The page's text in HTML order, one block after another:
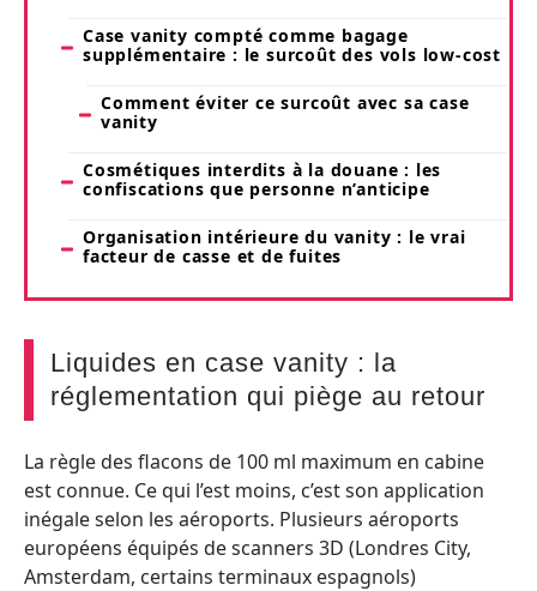
Case vanity compté comme bagage
supplémentaire : le surcoût des vols low-cost
Comment éviter ce surcoût avec sa case
vanity
Cosmétiques interdits à la douane : les
confiscations que personne n’anticipe
Organisation intérieure du vanity : le vrai
facteur de casse et de fuites
Liquides en case vanity : la
réglementation qui piège au retour
La règle des flacons de 100 ml maximum en cabine
est connue. Ce qui l’est moins, c’est son application
inégale selon les aéroports. Plusieurs aéroports
européens équipés de scanners 3D (Londres City,
Amsterdam, certains terminaux espagnols)